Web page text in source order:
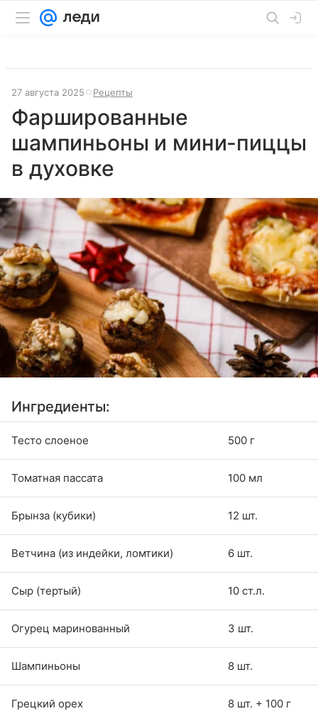
27 августа 2025 Рецепты
Фаршированные
шампиньоны и мини-пиццы
в духовке
Ингредиенты:
Тесто слоеное 500 г
Томатная пассата 100 мл
Брынза (кубики) 12 шт.
Ветчина (из индейки, ломтики) 6 шт.
Сыр (тертый) 10 ст.л.
Огурец маринованный 3 шт.
Шампиньоны 8 шт.
Грецкий орех 8 шт. + 100 г